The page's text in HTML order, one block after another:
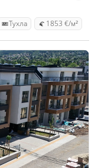
Тухла 1853 €/м²